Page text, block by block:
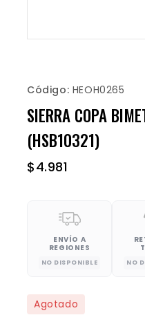
Código: HEOH0265
SIERRA COPA
(HSB10321)
$4.981
ENVÍO A
REGIONES
NO DISPONIBLE NO
Agotado